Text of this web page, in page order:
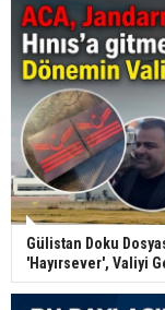
Gülistan Doku
'Hayırsever', Valiyi